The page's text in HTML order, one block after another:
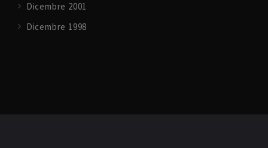
Dicembre 2001
Dicembre 1998